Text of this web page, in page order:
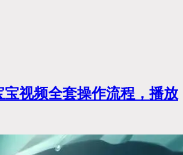
宝视频全套操作流程，播放